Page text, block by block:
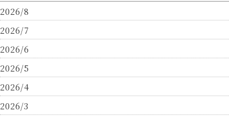
2026/8
2026/7
2026/6
2026/5
2026/4
2026/3